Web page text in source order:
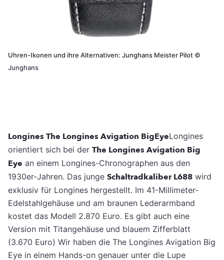
Uhren-Ikonen und ihre Alternativen: Junghans Meister Pilot ©
Junghans
Longines The Longines Avigation BigEyeLongines
orientiert sich bei der The Longines Avigation Big
Eye an einem Longines-Chronographen aus den
1930er-Jahren. Das junge Schaltradkaliber L688 wird
exklusiv für Longines hergestellt. Im 41-Millimeter-
Edelstahlgehäuse und am braunen Lederarmband
kostet das Modell 2.870 Euro. Es gibt auch eine
Version mit Titangehäuse und blauem Zifferblatt
(3.670 Euro) Wir haben die The Longines Avigation Big
Eye in einem Hands-on genauer unter die Lupe